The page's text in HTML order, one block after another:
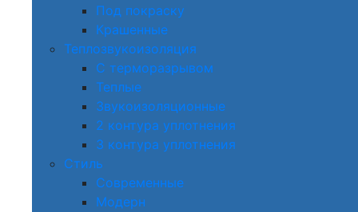
Под покраску
Крашенные
Теплозвукоизоляция
С терморазрывом
Теплые
Звукоизоляционные
2 контура уплотнения
3 контура уплотнения
Стиль
Современные
Модерн